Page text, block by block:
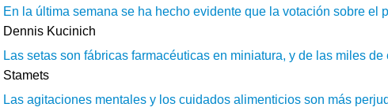
En la última semana se ha hecho evidente que la votación sobre el
Dennis Kucinich
Las setas son fábricas farmacéuticas en miniatura, y de las miles
Stamets
Las agitaciones mentales y los cuidados alimenticios son más